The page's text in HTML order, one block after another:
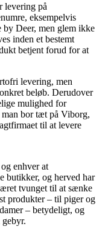
levering på
eksempelvis
by Deer, men glem ikke
inden et bestemt
betjent forud for at
levering, men
beløb. Derudover
mulighed for
bor tæt på Viborg,
til at levere
enhver at
butikker, og herved har
tvunget til at sænke
produkter – til piger og
– betydeligt, og
gebyr.